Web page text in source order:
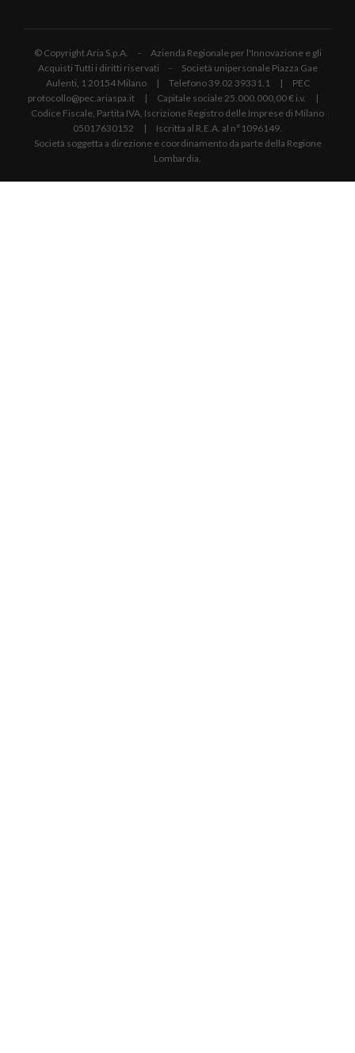
© Copyright Aria S.p.A. - Azienda Regionale per l'Innovazione e gli
Acquisti Tutti i diritti riservati - Società unipersonale Piazza Gae
Aulenti, 1 20154 Milano | Telefono 39.02 39331.1 | PEC
protocollo@pec.ariaspa.it | Capitale sociale 25.000.000,00 € i.v. |
Codice Fiscale, Partita IVA, Iscrizione Registro delle Imprese di Milano
05017630152 | Iscritta al R.E.A. al n°1096149.
Società soggetta a direzione e coordinamento da parte della Regione
Lombardia.